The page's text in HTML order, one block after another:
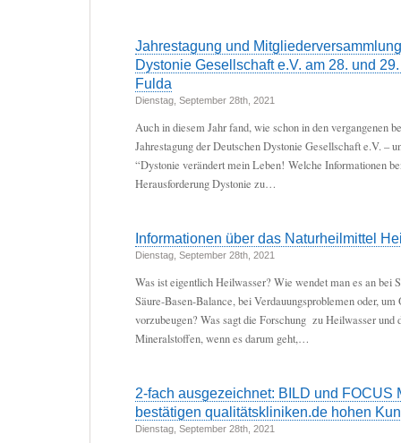
Jahrestagung und
Dystonie Gesellschaft e.V. am 28. und
Fulda
Dienstag, September 28th, 2021
Auch in diesem Jahr fand, wie schon in den vergangenen
Jahrestagung der Deutschen Dystonie Gesellschaft e.V. –
“Dystonie verändert mein Leben! Welche Informationen
Herausforderung Dystonie zu…
Informationen über das Naturheilmittel
Dienstag, September 28th, 2021
Was ist eigentlich Heilwasser? Wie wendet man es an bei
Säure-Basen-Balance, bei Verdauungsproblemen oder, um
vorzubeugen? Was sagt die Forschung zu Heilwasser und
Mineralstoffen, wenn es darum geht,…
2-fach ausgezeichnet: BILD und FOCUS
bestätigen qualitätskliniken.de hohen
Dienstag, September 28th, 2021